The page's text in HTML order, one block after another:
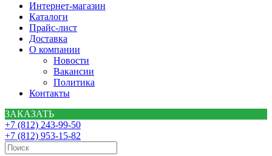
Интернет-магазин
Каталоги
Прайс-лист
Доставка
О компании
Новости
Вакансии
Политика
Контакты
ЗАКАЗАТЬ
+7 (812) 243-99-50
+7 (812) 953-15-82